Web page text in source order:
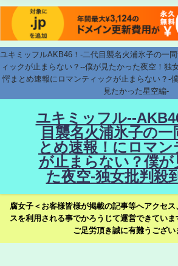
ユキミッフルAKB46！-二代目襲名火浦氷子の一
ィックが止まらない？--僕が見たかった夜空！独
愕まとめ速報にロマンティックが止まらない？-
見たかった星空編-
ユキミッフル--
目襲名火浦氷子の一
とめ速報！にロマン
が止まらない？僕が
た夜空-独女批判殺
腐女子＜お客様皆様が掲載の記事等へアクセ
スを利用される事でかろうじて運営できてい
ご足労頂き誠に有難うござい